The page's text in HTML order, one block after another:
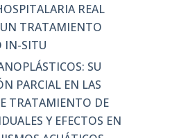
REAL
TRATAMIENTO
IN-SITU
SU
PARCIAL EN LAS
TRATAMIENTO DE
Y EFECTOS EN